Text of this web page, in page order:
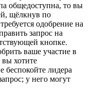
общедоступна, то вы
щёлкнув по
одобрение на
запрос на
кнопке.
ваше участие в
вы хотите
беспокойте лидера
у него могут